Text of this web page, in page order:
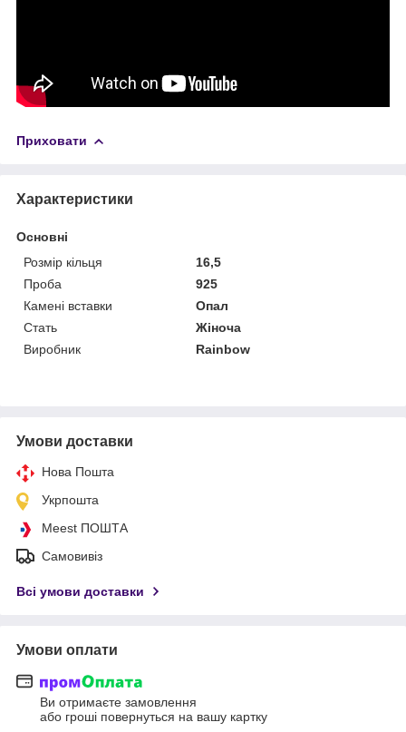
Приховати
Характеристики
Основні
Розмір кільця
16,5
Проба
925
Камені вставки
Опал
Стать
Жіноча
Виробник
Rainbow
Умови доставки
Нова Пошта
Укрпошта
Meest ПОШТА
Самовивіз
Всі умови доставки
Умови оплати
Ви отримаєте замовлення
або гроші повернуться на вашу картку